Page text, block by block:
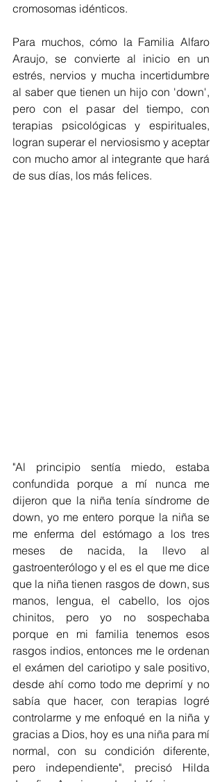
cromosomas idénticos.
Para muchos, cómo la Familia Alfaro
Araujo, se convierte al inicio en un
estrés, nervios y mucha incertidumbre
al saber que tienen un hijo con 'down',
pero con el pasar del tiempo, con
terapias psicológicas y espirituales,
logran superar el nerviosismo y aceptar
con mucho amor al integrante que hará
de sus días, los más felices.
"Al principio sentía miedo, estaba
confundida porque a mí nunca me
dijeron que la niña tenía síndrome de
down, yo me entero porque la niña se
me enferma del estómago a los tres
meses de nacida, la llevo al
gastroenterólogo y el es el que me dice
que la niña tienen rasgos de down, sus
manos, lengua, el cabello, los ojos
chinitos, pero yo no sospechaba
porque en mi familia tenemos esos
rasgos indios, entonces me le ordenan
el exámen del cariotipo y sale positivo,
desde ahí como todo me deprimí y no
sabía que hacer, con terapias logré
controlarme y me enfoqué en la niña y
gracias a Dios, hoy es una niña para mí
normal, con su condición diferente,
pero independiente", precisó Hilda